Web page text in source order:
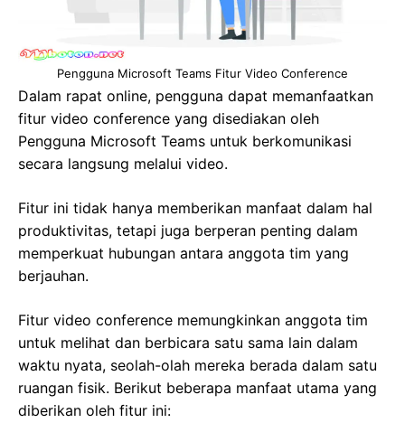
Pengguna Microsoft Teams Fitur Video Conference
Dalam rapat online, pengguna dapat memanfaatkan
fitur video conference yang disediakan oleh
Pengguna Microsoft Teams untuk berkomunikasi
secara langsung melalui video.
Fitur ini tidak hanya memberikan manfaat dalam hal
produktivitas, tetapi juga berperan penting dalam
memperkuat hubungan antara anggota tim yang
berjauhan.
Fitur video conference memungkinkan anggota tim
untuk melihat dan berbicara satu sama lain dalam
waktu nyata, seolah-olah mereka berada dalam satu
ruangan fisik. Berikut beberapa manfaat utama yang
diberikan oleh fitur ini: